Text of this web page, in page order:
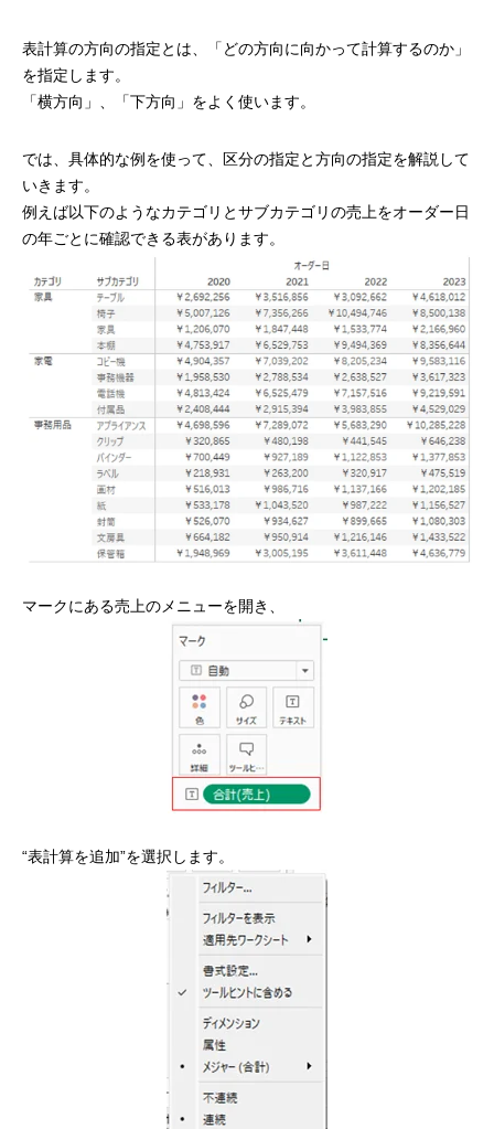
表計算の方向の指定とは、「どの方向に向かって計算するのか」
を指定します。
「横方向」、「下方向」をよく使います。
では、具体的な例を使って、区分の指定と方向の指定を解説して
いきます。
例えば以下のようなカテゴリとサブカテゴリの売上をオーダー日
の年ごとに確認できる表があります。
マークにある売上のメニューを開き、
“表計算を追加”を選択します。